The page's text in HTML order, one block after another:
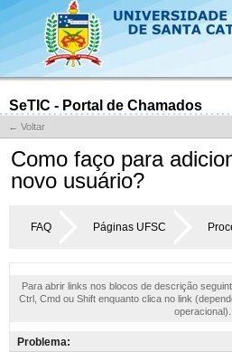
SeTIC - Portal de Chamados
← Voltar
Como faço para
novo usuário?
FAQ Páginas UFSC
Para abrir links nos blocos de descrição
Ctrl, Cmd ou Shift enquanto clica no link
operacional).
Problema: